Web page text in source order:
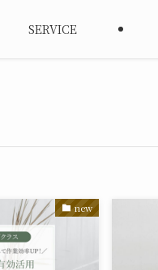
SERVICE
new